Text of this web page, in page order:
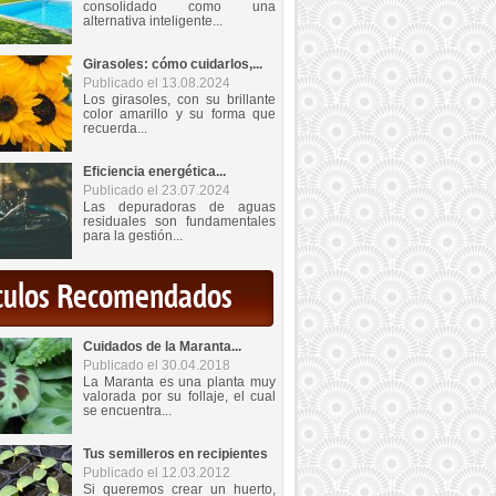
consolidado como una
alternativa inteligente...
Girasoles: cómo cuidarlos,...
Publicado el 13.08.2024
Los girasoles, con su brillante
color amarillo y su forma que
recuerda...
Eficiencia energética...
Publicado el 23.07.2024
Las depuradoras de aguas
residuales son fundamentales
para la gestión...
Recomendados
Cuidados de la Maranta...
Publicado el 30.04.2018
La Maranta es una planta muy
valorada por su follaje, el cual
se encuentra...
Tus semilleros en recipientes
Publicado el 12.03.2012
Si queremos crear un huerto,